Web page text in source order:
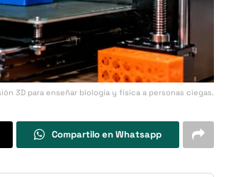
3D para enseñar biología y física a personas ciegas.
Compartilo en Whatsapp